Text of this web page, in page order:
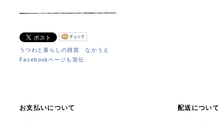
うつわと暮らしの雑貨 なかうえ
Facebookページも宣伝
お支払いについて 配送につい